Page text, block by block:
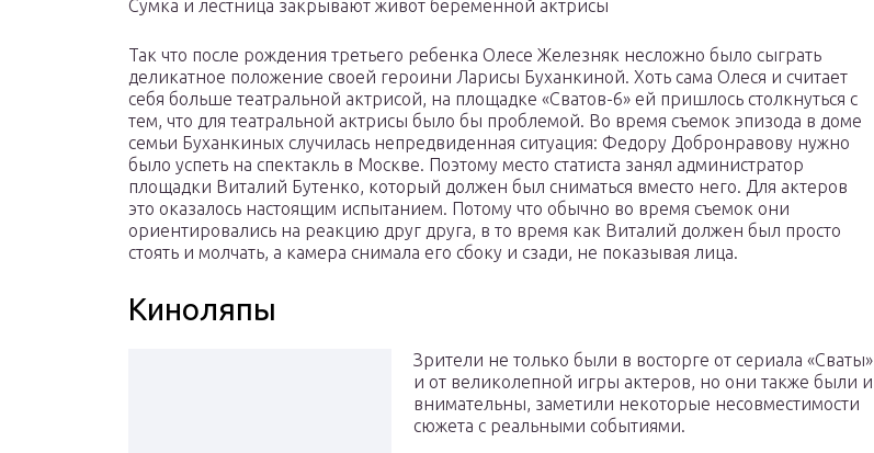
Сумка и лестница закрывают живот беременной актрисы
Так что после рождения третьего ребенка Олесе Железняк несложно было сыграть
деликатное положение своей героини Ларисы Буханкиной. Хоть сама Олеся и считает
себя больше театральной актрисой, на площадке «Сватов-6» ей пришлось столкнуться с
тем, что для театральной актрисы было бы проблемой. Во время съемок эпизода в доме
семьи Буханкиных случилась непредвиденная ситуация: Федору Добронравову нужно
было успеть на спектакль в Москве. Поэтому место статиста занял администратор
площадки Виталий Бутенко, который должен был сниматься вместо него. Для актеров
это оказалось настоящим испытанием. Потому что обычно во время съемок они
ориентировались на реакцию друг друга, в то время как Виталий должен был просто
стоять и молчать, а камера снимала его сбоку и сзади, не показывая лица.
Киноляпы
Зрители не только были в восторге от сериала «Сваты»
и от великолепной игры актеров, но они также были и
внимательны, заметили некоторые несовместимости
сюжета с реальными событиями.